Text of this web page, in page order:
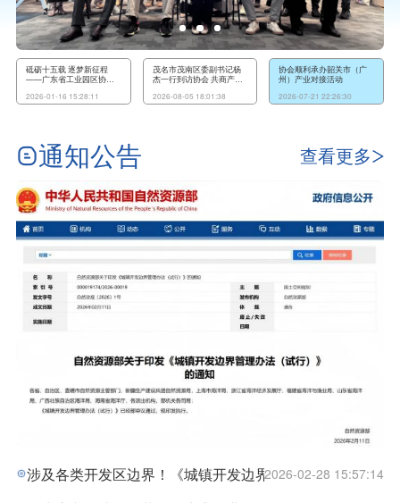
砥砺十五载 逐梦新征程
——广东省工业园区协会
协会成立十五周年庆祝活
动在广州隆重举行
2026-01-16 15:28:11
茂名市茂南区委副书记杨
杰一行到访协会 共商产业
2026-08-05 18:01:38
协会顺利承办韶关市（广
州）产业对接活动
2026-07-21 22:26:30
通知公告 查看更多
涉及各类开发区边界！《城镇开发边界管理办法（试行）
2026-02-28 15:57:14